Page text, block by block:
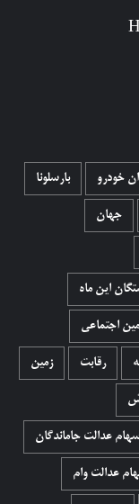
خودرو بارسلونا
جهان
این ماه
اجتماعی
رقابت زمین
عدالت جاماندگان
عدالت وام